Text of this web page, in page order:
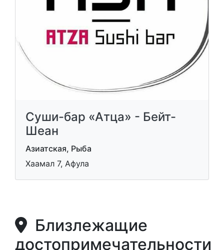
Суши-бар «Атца» - Бейт-
Шеан
Азиатская, Рыба
Хаамал 7, Афула
Близлежащие
достопримечательности